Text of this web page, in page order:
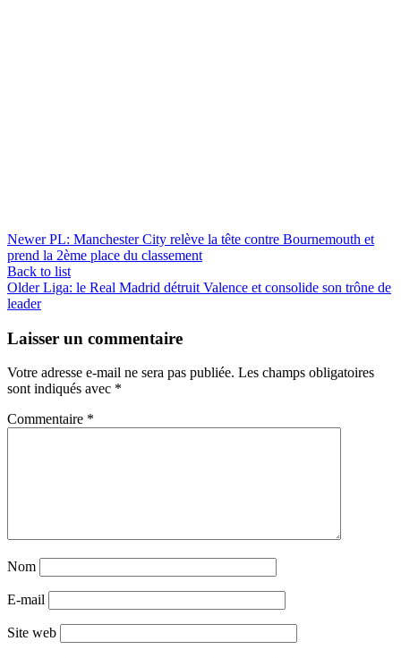
Newer PL: Manchester City relève la tête contre Bournemouth et
prend la 2ème place du classement
Back to list
Older Liga: le Real Madrid détruit Valence et consolide son trône de
leader
Laisser un commentaire
Votre adresse e-mail ne sera pas publiée. Les champs obligatoires
sont indiqués avec *
Commentaire *
Nom
E-mail
Site web